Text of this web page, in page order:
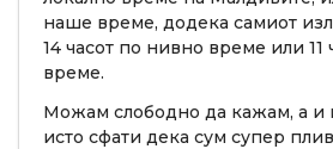
наше време, додека самиот
14 часот по нивно време или 11
време.
Можам слободно да кажам, а и
исто сфати дека сум супер